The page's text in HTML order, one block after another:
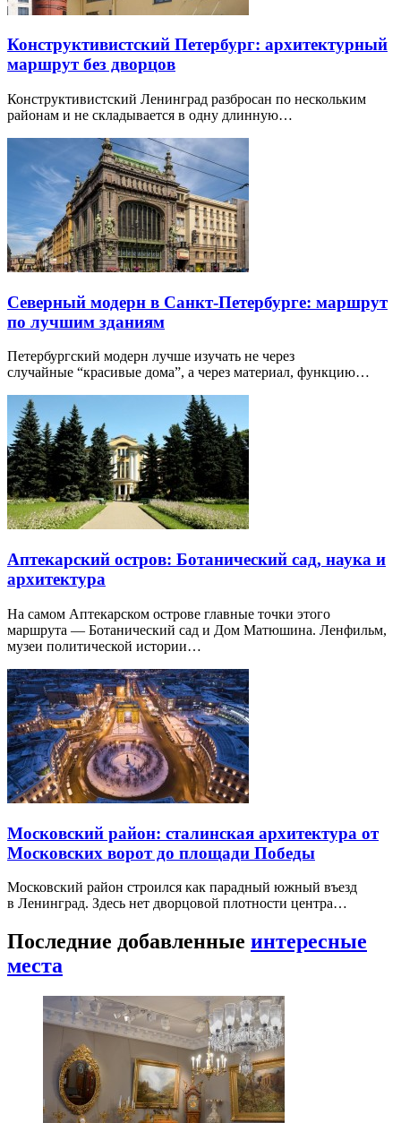
Конструктивистский Петербург: архитектурный
маршрут без дворцов
Конструктивистский Ленинград разбросан по нескольким
районам и не складывается в одну длинную…
Северный модерн в Санкт-Петербурге: маршрут
по лучшим зданиям
Петербургский модерн лучше изучать не через
случайные “красивые дома”, а через материал, функцию…
Аптекарский остров: Ботанический сад, наука и
архитектура
На самом Аптекарском острове главные точки этого
маршрута — Ботанический сад и Дом Матюшина. Ленфильм,
музеи политической истории…
Московский район: сталинская архитектура от
Московских ворот до площади Победы
Московский район строился как парадный южный въезд
в Ленинград. Здесь нет дворцовой плотности центра…
Последние добавленные интересные
места